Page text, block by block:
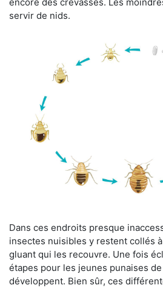
servir de nids.
Dans ces endroits presque
insectes nuisibles y restent collés à
gluant qui les recouvre. Une fois
étapes pour les jeunes punaises
développent. Bien sûr, ces